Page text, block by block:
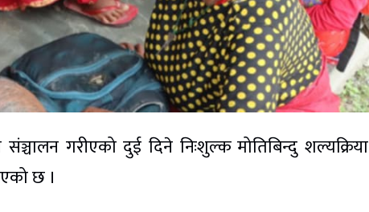
गरीएको दुई दिने निःशुल्क मोतिबिन्दु शल्यक्रिया
छ ।